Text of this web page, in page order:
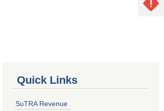
Quick Links
SuTRA Revenue